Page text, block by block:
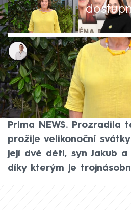
David Laštovka
4. dub 2026, 16:55
Herečka Jitka Smutná
čas ale nejraději tráví na
práci na zahradě,“
Prima NEWS. Prozradila
prožije velikonoční
její dvě děti, syn Jakub a
díky kterým je